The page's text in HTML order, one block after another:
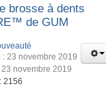
brosse à dents
de GUM
: 23 novembre 2019
23 novembre 2019
2156